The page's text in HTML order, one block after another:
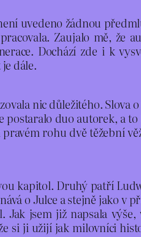
uvedeno žádnou
Zaujalo mě, že
Dochází zde i k
dále.
nic důležitého. Slova
postaralo duo autorek, a to
rohu dvě těžební
kapitol. Druhý patří
o Julce a stejně jako v
jsem již napsala výše,
si ji užijí jak milovníci